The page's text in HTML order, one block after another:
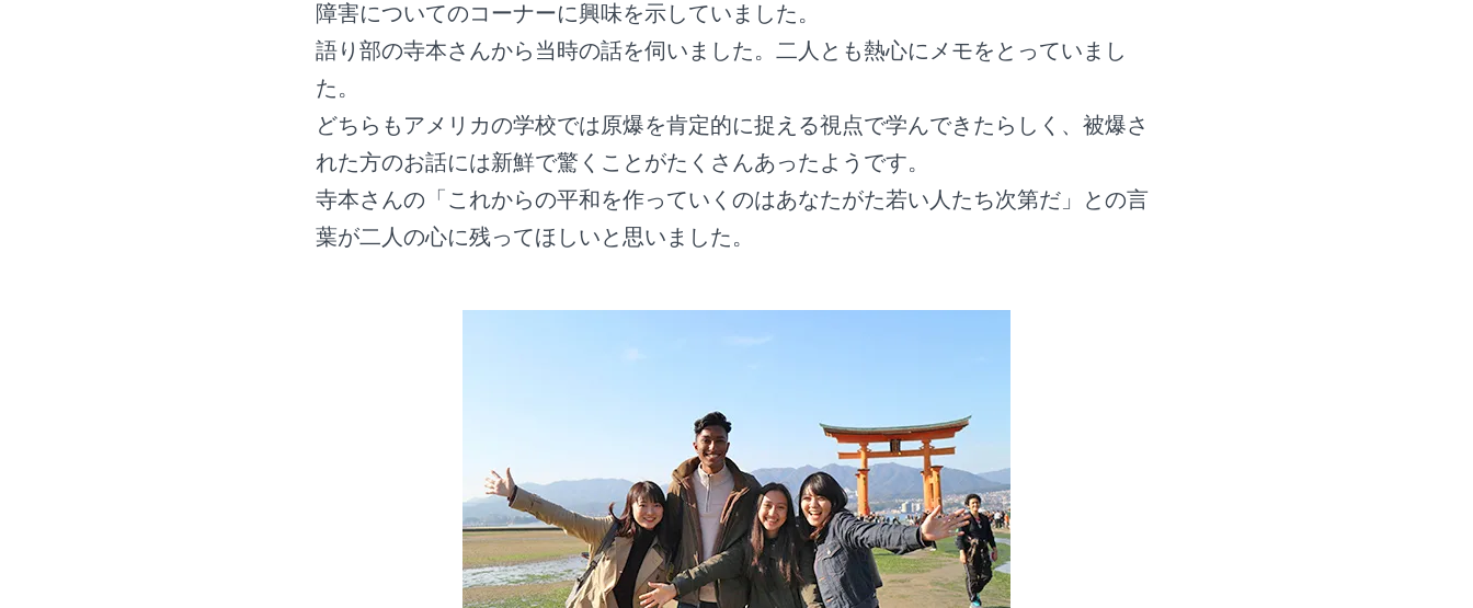
障害についてのコーナーに興味を示していました。
語り部の寺本さんから当時の話を伺いました。二人とも熱心にメモをとっていまし
た。
どちらもアメリカの学校では原爆を肯定的に捉える視点で学んできたらしく、被爆さ
れた方のお話には新鮮で驚くことがたくさんあったようです。
寺本さんの「これからの平和を作っていくのはあなたがた若い人たち次第だ」との言
葉が二人の心に残ってほしいと思いました。